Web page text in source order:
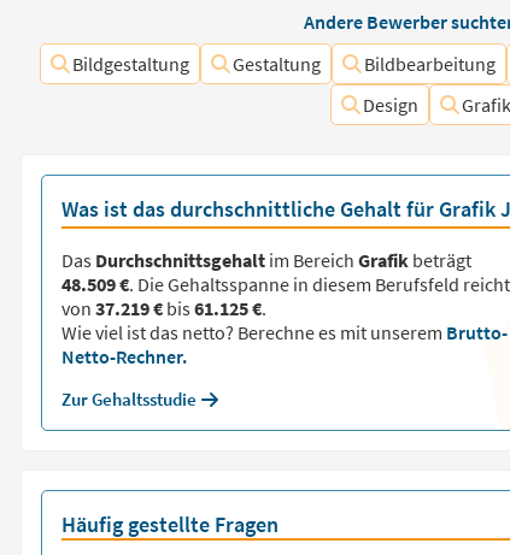
Andere Bewerber
Bildgestaltung
Gestaltung Bildbearbeitung
Design
Was ist das durchschnittliche Gehalt für Grafik
Das Durchschnittsgehaltim Bereich Grafikbeträgt
48.509 €. Die Gehaltsspanne in diesem Berufsfeld reicht
von 37.219 €bis61.125 €.
Wie viel ist das netto? Berechne es mit unserem Brutto-
Netto-Rechner.
Zur Gehaltsstudie
Häufig gestellte Fragen